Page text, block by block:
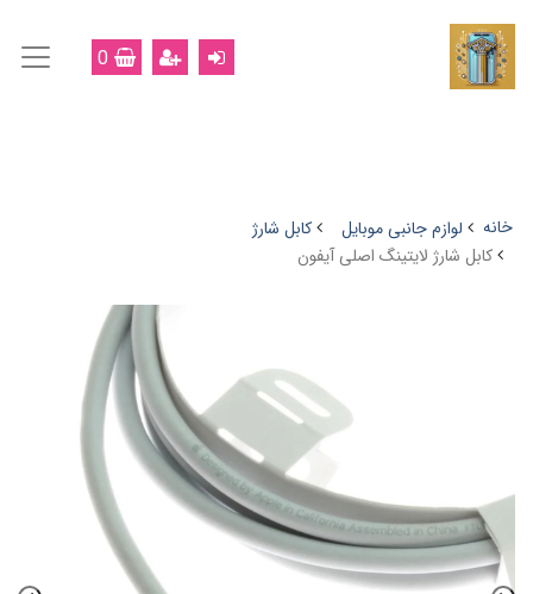
0
خانه لوازم جانبی موبایل
کابل شارژ
کابل شارژ لایتینگ اصلی آیفون